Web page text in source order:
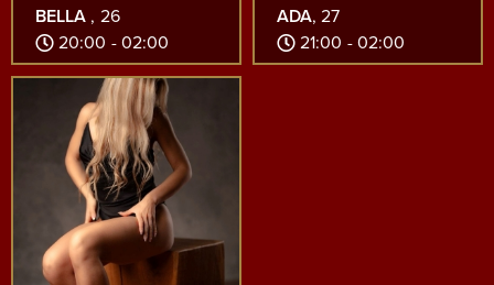
BELLA , 26
20:00 - 02:00
ADA, 27
21:00 - 02:00